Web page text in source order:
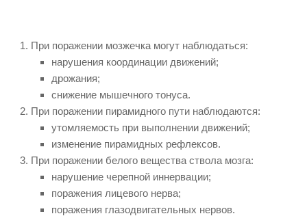
При поражении мозжечка могут наблюдаться:
нарушения координации движений;
дрожания;
снижение мышечного тонуса.
При поражении пирамидного пути наблюдаются:
утомляемость при выполнении движений;
изменение пирамидных рефлексов.
При поражении белого вещества ствола мозга:
нарушение черепной иннервации;
поражения лицевого нерва;
поражения глазодвигательных нервов.